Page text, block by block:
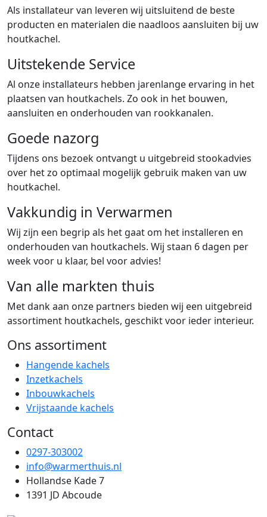
Als installateur van leveren wij uitsluitend de beste
producten en materialen die naadloos aansluiten bij uw
houtkachel.
Uitstekende Service
Al onze installateurs hebben jarenlange ervaring in het
plaatsen van houtkachels. Zo ook in het bouwen,
aansluiten en onderhouden van rookkanalen.
Goede nazorg
Tijdens ons bezoek ontvangt u uitgebreid stookadvies
over het zo optimaal mogelijk gebruik maken van uw
houtkachel.
Vakkundig in Verwarmen
Wij zijn een begrip als het gaat om het installeren en
onderhouden van houtkachels. Wij staan 6 dagen per
week voor u klaar, bel voor advies!
Van alle markten thuis
Met dank aan onze partners bieden wij een uitgebreid
assortiment houtkachels, geschikt voor ieder interieur.
Ons assortiment
Hangende kachels
Inzetkachels
Inbouwkachels
Vrijstaande kachels
Contact
0297-303002
info@warmerthuis.nl
Hollandse Kade 7
1391 JD Abcoude